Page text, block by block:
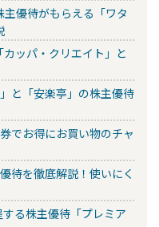
優待がもらえる「ワタ
カッパ・クリエイト」と
と「安楽亭」の株主優待
でお得にお買い物のチャ
待を徹底解説！使いにく
する株主優待「プレミア